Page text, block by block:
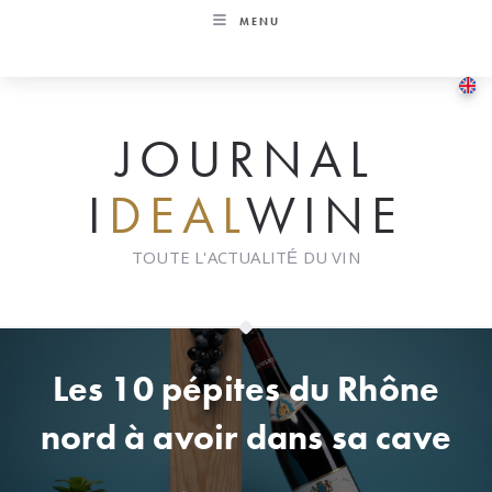
MENU
JOURNAL
I DEALWINE
TOUTE L'ACTUALITÉ DU VIN
Les 10 pépites du Rhône
nord à avoir dans sa cave